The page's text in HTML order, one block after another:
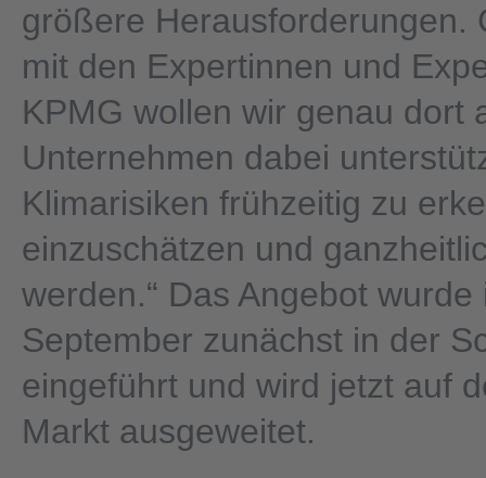
größere Herausforderungen.
mit den Expertinnen und
KPMG wollen wir genau dort
Unternehmen dabei
Klimarisiken frühzeitig zu
einzuschätzen und
werden.“ Das Angebot wurde
September zunächst in der
eingeführt und wird jetzt auf
Markt ausgeweitet.